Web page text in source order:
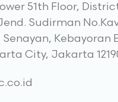
51th Floor,
Sudirman
Senayan, Kebayoran
City, Jakarta